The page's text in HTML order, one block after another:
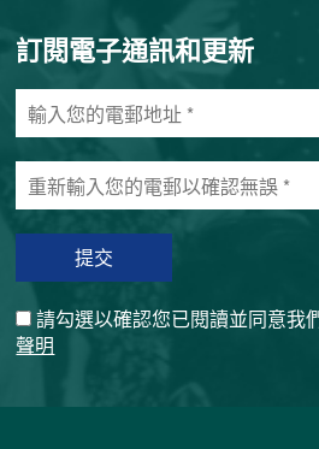
訂閱電子通訊和更新
輸
入
的
電
郵
址
*
重
新
您
的
電
郵
確
請勾選以確認您已閱讀並同意我
聲明